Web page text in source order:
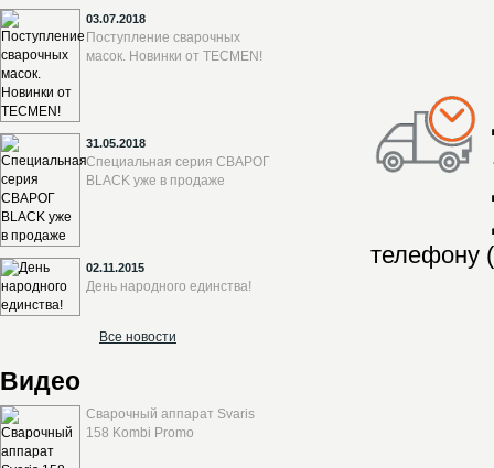
03.07.2018
Поступление сварочных
масок. Новинки от TECMEN!
31.05.2018
Специальная серия СВАРОГ
BLACK уже в продаже
02.11.2015
День народного единства!
Все новости
Видео
Сварочный аппарат Svaris
158 Kombi Promo
телефону